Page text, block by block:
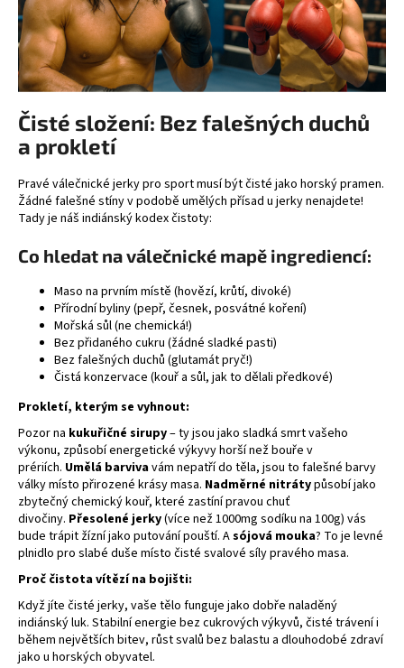
Čisté složení: Bez falešných duchů
a prokletí
Pravé válečnické jerky pro sport musí být čisté jako horský pramen.
Žádné falešné stíny v podobě umělých přísad u jerky nenajdete!
Tady je náš indiánský kodex čistoty:
Co hledat na válečnické mapě ingrediencí:
Maso na prvním místě (hovězí, krůtí, divoké)
Přírodní byliny (pepř, česnek, posvátné koření)
Mořská sůl (ne chemická!)
Bez přidaného cukru (žádné sladké pasti)
Bez falešných duchů (glutamát pryč!)
Čistá konzervace (kouř a sůl, jak to dělali předkové)
Prokletí, kterým se vyhnout:
Pozor na kukuřičné sirupy– ty jsou jako sladká smrt vašeho
výkonu, způsobí energetické výkyvy horší než bouře v
prériích. Umělá barvivavám nepatří do těla, jsou to falešné barvy
války místo přirozené krásy masa. Nadměrné nitrátypůsobí jako
zbytečný chemický kouř, které zastíní pravou chuť
divočiny. Přesolené jerky(více než 1000mg sodíku na 100g) vás
bude trápit žízní jako putování pouští. Asójová mouka? To je levné
plnidlo pro slabé duše místo čisté svalové síly pravého masa.
Proč čistota vítězí na bojišti:
Když jíte čisté jerky, vaše tělo funguje jako dobře naladěný
indiánský luk. Stabilní energie bez cukrových výkyvů, čisté trávení i
během největších bitev, růst svalů bez balastu a dlouhodobé zdraví
jako u horských obyvatel.